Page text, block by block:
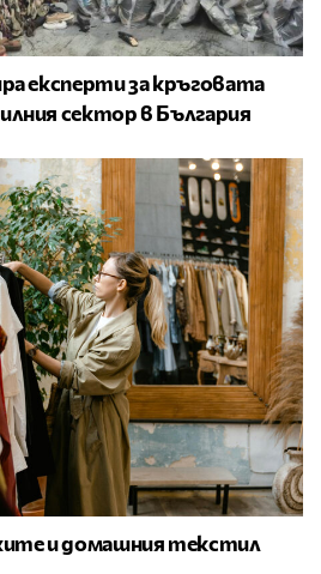
експерти за кръговата
сектор в България
и домашния текстил